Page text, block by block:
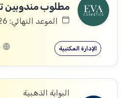
الموعد النهائي: 01/08/2026
الإدارة المكتبية
البوابة الذهبية